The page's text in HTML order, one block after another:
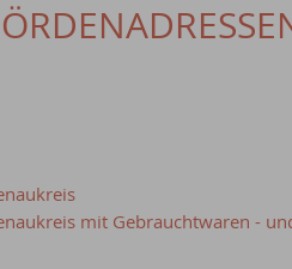
mit Gebrauchtwaren -